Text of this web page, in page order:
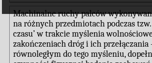
Machinalne ruchy palców
na różnych przedmiotach podczas tzw.
czasu’ w trakcie myślenia
zakończeniach dróg i ich
równoległym do tego myśleniu,